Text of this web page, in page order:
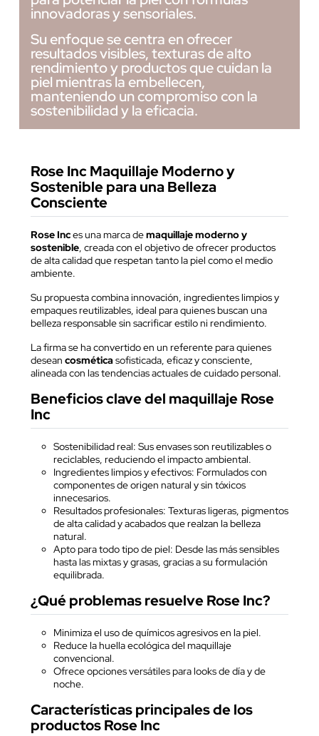
innovadoras y sensoriales.
Su enfoque se centra en ofrecer
resultados visibles, texturas de alto
rendimiento y productos que cuidan la
piel mientras la embellecen,
manteniendo un compromiso con la
sostenibilidad y la eficacia.
Rose Inc Maquillaje Moderno y
Sostenible para una Belleza
Consciente
Rose Inces una marca demaquillaje moderno y
sostenible, creada con el objetivo de ofrecer productos
de alta calidad que respetan tanto la piel como el medio
ambiente.
Su propuesta combina innovación, ingredientes limpios y
empaques reutilizables, ideal para quienes buscan una
belleza responsable sin sacrificar estilo ni rendimiento.
La firma se ha convertido en un referente para quienes
desean cosmética sofisticada, eficaz y consciente,
alineada con las tendencias actuales de cuidado personal.
Beneficios clave del maquillaje Rose
Inc
Sostenibilidad real: Sus envases son reutilizables o
reciclables, reduciendo el impacto ambiental.
Ingredientes limpios y efectivos: Formulados con
componentes de origen natural y sin tóxicos
innecesarios.
Resultados profesionales: Texturas ligeras, pigmentos
de alta calidad y acabados que realzan la belleza
natural.
Apto para todo tipo de piel: Desde las más sensibles
hasta las mixtas y grasas, gracias a su formulación
equilibrada.
¿Qué problemas resuelve Rose Inc?
Minimiza el uso de químicos agresivos en la piel.
Reduce la huella ecológica del maquillaje
convencional.
Ofrece opciones versátiles para looks de día y de
noche.
Características principales de los
productos Rose Inc